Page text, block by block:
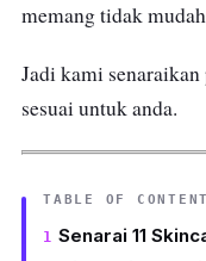
memang tidak
Jadi kami
sesuai untuk anda.
TABLE OF
Senarai 11